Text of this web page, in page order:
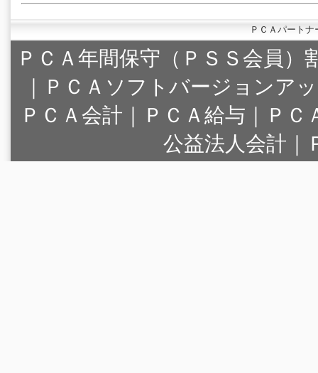
ＰＣＡパート
ＰＣＡ年間保守（ＰＳＳ会員）
｜
ＰＣＡソフトバージョンア
ＰＣＡ会計｜ＰＣＡ給与｜Ｐ
公益法人会計｜